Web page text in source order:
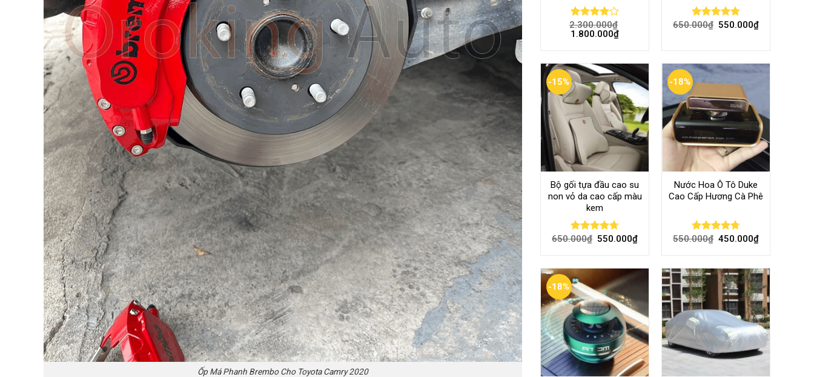
Ốp Má Phanh Brembo Cho Toyota Camry 2020
Rated
4.00out
2.300.000₫
1.800.000₫
Rated4.80
650.000₫ 550.000₫
-15%
Bộ gối tựa đầu cao su
non vỏ da cao cấp màu
kem
Rated4.70
650.000₫ 550.000₫
-18%
Nước Hoa Ô Tô Duke
Cao Cấp Hương Cà Phê
Rated4.70
550.000₫ 450.000₫
-18%